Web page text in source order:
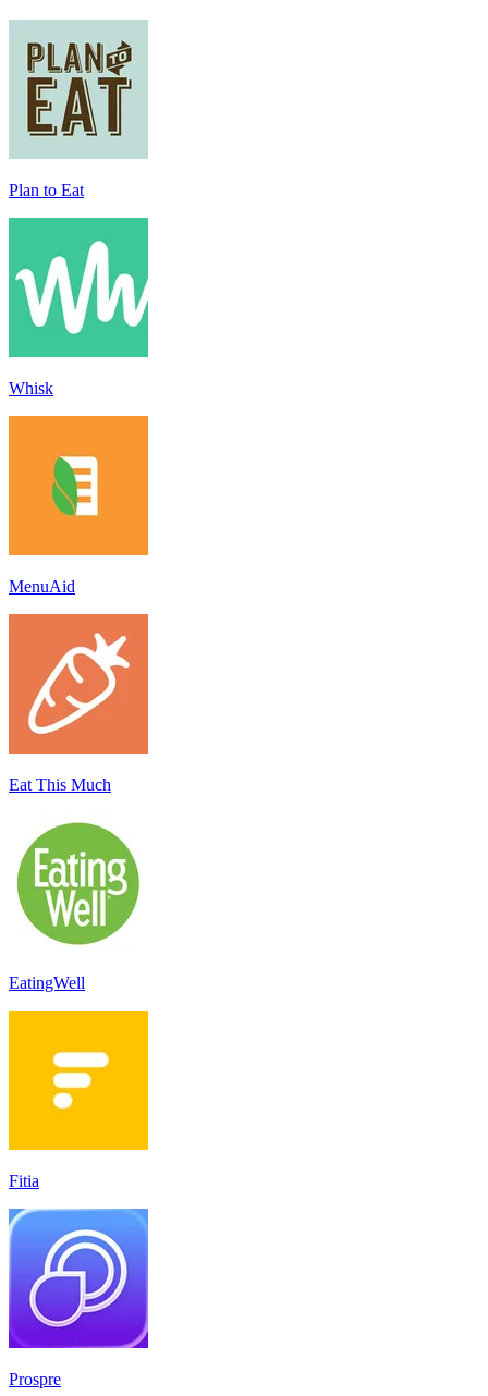
Plan to Eat
Whisk
MenuAid
Eat This Much
EatingWell
Fitia
Prospre